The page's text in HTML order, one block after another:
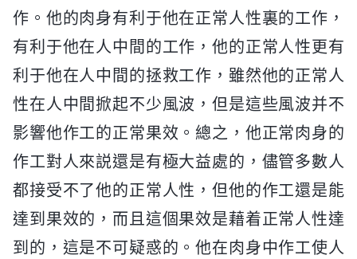
作。他的肉身有利于他在正常人性裏的工作，
有利于他在人中間的工作，他的正常人性更有
利于他在人中間的拯救工作，雖然他的正常人
性在人中間掀起不少風波，但是這些風波并不
影響他作工的正常果效。總之，他正常肉身的
作工對人來説還是有極大益處的，儘管多數人
都接受不了他的正常人性，但他的作工還是能
達到果效的，而且這個果效是藉着正常人性達
到的，這是不可疑惑的。他在肉身中作工使人